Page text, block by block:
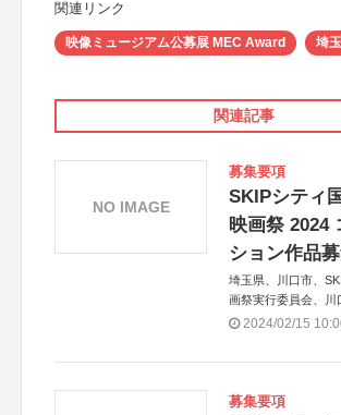
関連リンク
映像ミュージアム公募展 MEC Award 埼
関連記事
募集要項
SKIPシティ
映画祭 2024
ション作品
埼玉県、川口市、
画祭実行委員会、川
2024/02/15
NO IMAGE
募集要項